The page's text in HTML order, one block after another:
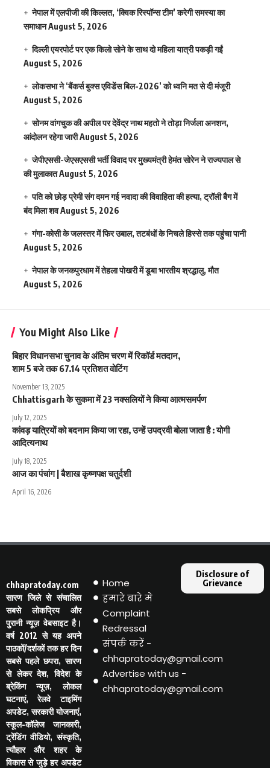
नेपाल में एलपीजी की किल्लत, ‘क्विक रिस्पॉन्स टीम’ करेगी समस्या का
समाधानAugust 5, 2026
दिल्ली एयरपोर्ट पर एक किलो सोने के साथ दो महिला यात्री पकड़ी गईं
August 5, 2026
लोकसभा ने ‘बैंकर्स बुक्स एविडेंस बिल-2026’ को ध्वनि मत से दी मंजूरी
August 5, 2026
सोनम वांगचुक की अपील पर देवेंद्र नाथ महतो ने तोड़ा निर्जला अनशन,
आंदोलन रहेगा जारीAugust 5, 2026
जेपीएससी-जेएसएससी भर्ती विवाद पर मुख्यमंत्री हेमंत सोरेन ने राज्यपाल से
की मुलाकातAugust 5, 2026
पति को छोड़ प्रेमी संग दमन गई नवादा की विवाहिता की हत्या, ट्रॉली बैग में
बंद मिला शवAugust 5, 2026
गंगा-कोसी के जलस्तर में फिर उबाल, तटबंधों के निचले हिस्से तक पहुंचा पानी
August 5, 2026
नेपाल के जनकपुरधाम में तेहला पोखरी में डूबा भारतीय श्रद्धालु, मौत
August 5, 2026
You Might Also Like
बिहार विधानसभा चुनाव के अंतिम चरण में रिकॉर्ड मतदान,
शाम 5 बजे तक 67.14 प्रतिशत वोटिंग
November 13, 2025
Chhattisgarh के सुकमा में 23 नक्सलियों ने किया आत्मसमर्पण
July 12, 2025
कांवड़ यात्रियों को बदनाम किया जा रहा, उन्हें उपद्रवी बोला जाता है : योगी
आदित्यनाथ
July 18, 2025
आज का पंचांग | बैशाख कृष्णपक्ष चतुर्दशी
April 16, 2026
chhapratoday.com
सारण जिले से संचालित
सबसे लोकप्रिय और
पुरानी न्यूज़ वेबसाइट है।
वर्ष 2012 से यह अपने
पाठकों/दर्शकों तक हर दिन
सबसे पहले छपरा, सारण
से लेकर देश, विदेश के
ब्रेकिंग न्यूज़, लोकल
घटनाएं, रेलवे टाइमिंग
अपडेट, सरकारी योजनाएं,
स्कूल-कॉलेज जानकारी,
ट्रेंडिंग वीडियो, संस्कृति,
त्यौहार और शहर के
विकास से जुड़े हर अपडेट
Home
हमारे बारे मे
Complaint
Redressal
संपर्क करें -
chhapratoday@gmail.com
Advertise with us -
chhapratoday@gmail.com
Disclosure of
Grievance